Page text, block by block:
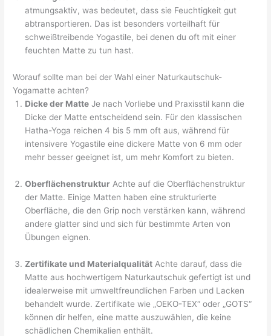
atmungsaktiv, was bedeutet, dass sie Feuchtigkeit gut
abtransportieren. Das ist besonders vorteilhaft für
schweißtreibende Yogastile, bei denen du oft mit einer
feuchten Matte zu tun hast.
Worauf sollte man bei der Wahl einer Naturkautschuk-
Yogamatte achten?
Dicke der Matte Je nach Vorliebe und Praxisstil kann die
Dicke der Matte entscheidend sein. Für den klassischen
Hatha-Yoga reichen 4 bis 5 mm oft aus, während für
intensivere Yogastile eine dickere Matte von 6 mm oder
mehr besser geeignet ist, um mehr Komfort zu bieten.
Oberflächenstruktur Achte auf die Oberflächenstruktur
der Matte. Einige Matten haben eine strukturierte
Oberfläche, die den Grip noch verstärken kann, während
andere glatter sind und sich für bestimmte Arten von
Übungen eignen.
Zertifikate und Materialqualität Achte darauf, dass die
Matte aus hochwertigem Naturkautschuk gefertigt ist und
idealerweise mit umweltfreundlichen Farben und Lacken
behandelt wurde. Zertifikate wie „OEKO-TEX“ oder „GOTS“
können dir helfen, eine matte auszuwählen, die keine
schädlichen Chemikalien enthält.